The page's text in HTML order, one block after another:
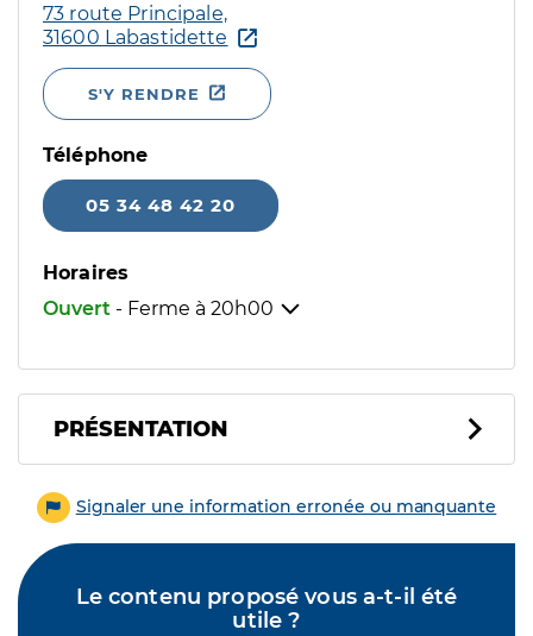
73 route Principale,
31600 Labastidette
S'Y RENDRE
Téléphone
05 34 48 42 20
Horaires
Ouvert - Ferme à 20h00
PRÉSENTATION
Signaler une information erronée ou manquante
Le contenu proposé vous a-t-il été
utile ?